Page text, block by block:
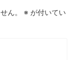
ん。 ※ が付いてい